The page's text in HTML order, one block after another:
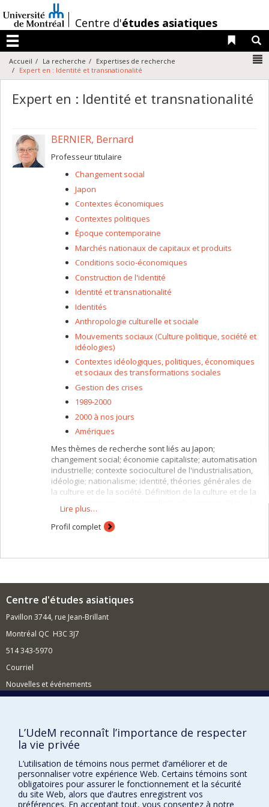
au
contenu
/
Centre d'études asiatiques
Menu
Liens
Accueil La recherche
Expertises de recherche
Expert en : Identité et transnationalité
Expert en : Identité et transnationalité
BERNIER, Bernard
Professeur titulaire
Changement social
Japon
Contextes économiques
Contextes politiques
Époque contemporaine
Marchés nationaux de capitaux et produits
Conditions socio-économiques
Construction de l'identité
Identité et transnationalité
Identités
Anthropologie culturelle et sociale
Mouvements sociaux (Culture politique, société et
idéologies)
Contextes idéologiques, politiques, économiques
et sociaux des transformations sociales
Gestion des crises
1989-2000
2000 à nos jours
Amériques
Mes thèmes de recherche sont liés au Japon;
changement social; économie capitaliste; automatisation
industrielle; contexte socioculturel de l'industrialisation,
idéologie; nationalisme; identité, théories générales de
la culture et de la société. Définition de la culture et de la
Tetsurô, la modernité et la culture japonaise; visions de
la crise économique au Japon; les causes de la crise des
années 1990 au Japon; visions de l'économie japonaise
publié sur le Québec : agriculture, nationalisme,
Lire plus…
Profil complet
Centre d'études asiatiques
Pavillon 3744, rue Jean-Brillant
Montréal QC H3C 3J7
514 343-5970
Courriel
Nouvelles et événements
BESOIN D'AIDE?
Plan du site
Signaler une erreur
Accessibilité
FACULTÉ DES ARTS ET DES SCIENCES
L’UdeM reconnaît l’importance de respecter
la vie privée
L’utilisation de témoins nous permet d’améliorer et de
personnaliser votre expérience Web. Certains témoins sont
obligatoires pour assurer le fonctionnement et la sécurité
du site Web, alors que d’autres enregistrent vos
préférences. En acceptant tout, vous consentez à notre